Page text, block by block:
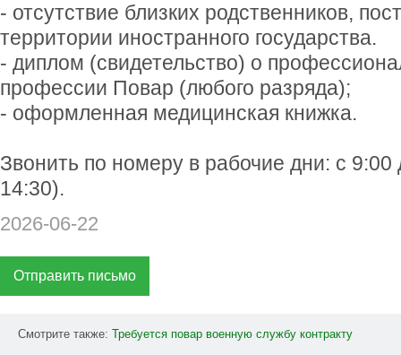
- отсутствие близких родственников,
территории иностранного государства.
- диплом (свидетельство) о
профессии Повар (любого разряда);
- оформленная медицинская книжка.
Звонить по номеру в рабочие дни: с
14:30).
2026-06-22
Отправить письмо
Смотрите также: Требуется повар военную службу контракту